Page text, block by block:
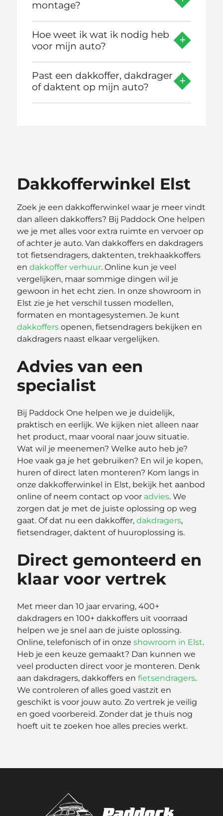
montage?
Hoe weet ik wat ik nodig heb
voor mijn auto?
Past een dakkoffer, dakdrager
of daktent op mijn auto?
Dakkofferwinkel Elst
Zoek je een dakkofferwinkel waar je meer vindt
dan alleen dakkoffers? Bij Paddock One helpen
we je met alles voor extra ruimte en vervoer op
of achter je auto. Van dakkoffers en dakdragers
tot fietsendragers, daktenten, trekhaakkoffers
endakkoffer verhuur. Online kun je veel
vergelijken, maar sommige dingen wil je
gewoon in het echt zien. In onze showroom in
Elst zie je het verschil tussen modellen,
formaten en montagesystemen. Je kunt
dakkoffers openen, fietsendragers bekijken en
dakdragers naast elkaar vergelijken.
Advies van een
specialist
Bij Paddock One helpen we je duidelijk,
praktisch en eerlijk. We kijken niet alleen naar
het product, maar vooral naar jouw situatie.
Wat wil je meenemen? Welke auto heb je?
Hoe vaak ga je het gebruiken? En wil je kopen,
huren of direct laten monteren? Kom langs in
onze dakkofferwinkel in Elst, bekijk het aanbod
online of neem contact op voor advies. We
zorgen dat je met de juiste oplossing op weg
gaat. Of dat nu een dakkoffer,dakdragers,
fietsendrager, daktent of huuroplossing is.
Direct gemonteerd en
klaar voor vertrek
Met meer dan 10 jaar ervaring, 400+
dakdragers en 100+ dakkoffers uit voorraad
helpen we je snel aan de juiste oplossing.
Online, telefonisch of in onzeshowroom in Elst.
Heb je een keuze gemaakt? Dan kunnen we
veel producten direct voor je monteren. Denk
aan dakdragers, dakkoffers enfietsendragers.
We controleren of alles goed vastzit en
geschikt is voor jouw auto. Zo vertrek je veilig
en goed voorbereid. Zonder dat je thuis nog
hoeft uit te zoeken hoe alles precies werkt.